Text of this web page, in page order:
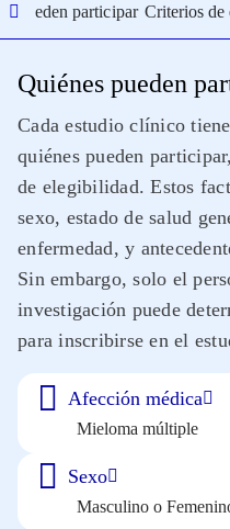
pueden participar Criterios de
Quiénes pueden
Cada estudio clínico
quiénes pueden
de elegibilidad. Estos
sexo, estado de salud
enfermedad, y
Sin embargo, solo el
investigación puede
para inscribirse en el
Afección médica
Mieloma múltiple
Sexo
Masculino o